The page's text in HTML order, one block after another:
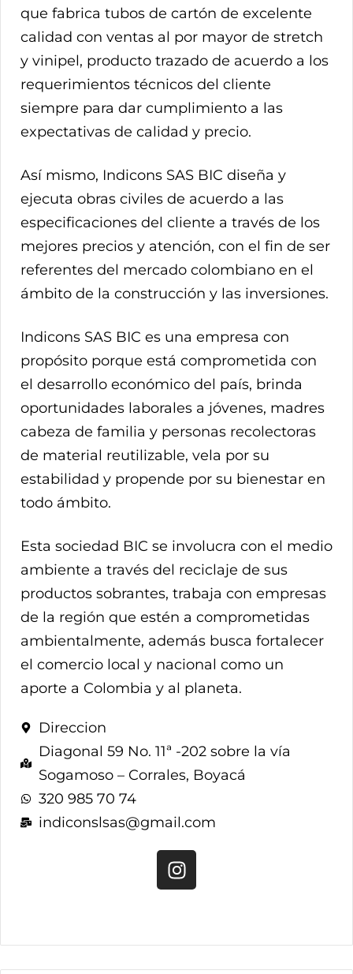
que fabrica tubos de cartón de excelente
calidad con ventas al por mayor de stretch
y vinipel, producto trazado de acuerdo a los
requerimientos técnicos del cliente
siempre para dar cumplimiento a las
expectativas de calidad y precio.
Así mismo, Indicons SAS BIC diseña y
ejecuta obras civiles de acuerdo a las
especificaciones del cliente a través de los
mejores precios y atención, con el fin de ser
referentes del mercado colombiano en el
ámbito de la construcción y las inversiones.
Indicons SAS BIC es una empresa con
propósito porque está comprometida con
el desarrollo económico del país, brinda
oportunidades laborales a jóvenes, madres
cabeza de familia y personas recolectoras
de material reutilizable, vela por su
estabilidad y propende por su bienestar en
todo ámbito.
Esta sociedad BIC se involucra con el medio
ambiente a través del reciclaje de sus
productos sobrantes, trabaja con empresas
de la región que estén a comprometidas
ambientalmente, además busca fortalecer
el comercio local y nacional como un
aporte a Colombia y al planeta.
Direccion
Diagonal 59 No. 11ª -202 sobre la vía
Sogamoso – Corrales, Boyacá
320 985 70 74
indiconslsas@gmail.com